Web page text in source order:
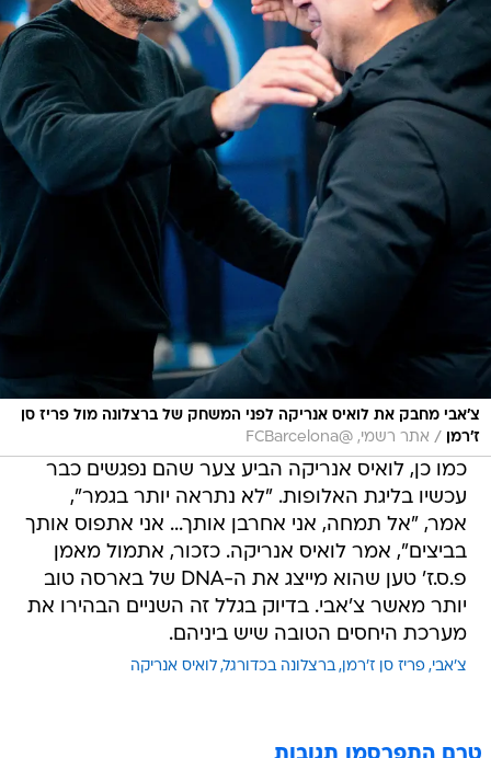
צ'אבי מחבק את לואיס אנריקה לפני המשחק של ברצלונה מול פריז סן
ז'רמן
/ אתר רשמי, @FCBarcelona
כמו כן, לואיס אנריקה הביע צער שהם נפגשים כבר
עכשיו בליגת האלופות. "לא נתראה יותר בגמר",
אמר, "אל תמחה, אני אחרבן אותך... אני אתפוס אותך
בביצים", אמר לואיס אנריקה. כזכור, אתמול מאמן
פ.ס.ז' טען שהוא מייצג את ה-DNA של בארסה טוב
יותר מאשר צ'אבי. בדיוק בגלל זה השניים הבהירו את
מערכת היחסים הטובה שיש ביניהם.
צ'אבי פריז סן ז'רמן ברצלונה בכדורגל לואיס אנריקה